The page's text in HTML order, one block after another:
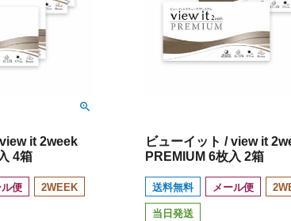
it 2week
4箱
便 2WEEK
ビューイット / view it
PREMIUM 6枚入 2箱
送料無料 メール便
当日発送